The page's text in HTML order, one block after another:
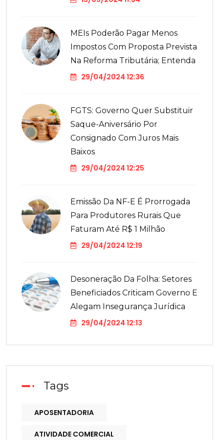
MEIs Poderão Pagar Menos
Impostos Com Proposta Prevista
Na Reforma Tributária; Entenda
29/04/2024 12:36
FGTS: Governo Quer Substituir
Saque-Aniversário Por
Consignado Com Juros Mais
Baixos
29/04/2024 12:25
Emissão Da NF-E É Prorrogada
Para Produtores Rurais Que
Faturam Até R$ 1 Milhão
29/04/2024 12:19
Desoneração Da Folha: Setores
Beneficiados Criticam Governo E
Alegam Insegurança Jurídica
29/04/2024 12:13
Tags
APOSENTADORIA
ATIVIDADE COMERCIAL